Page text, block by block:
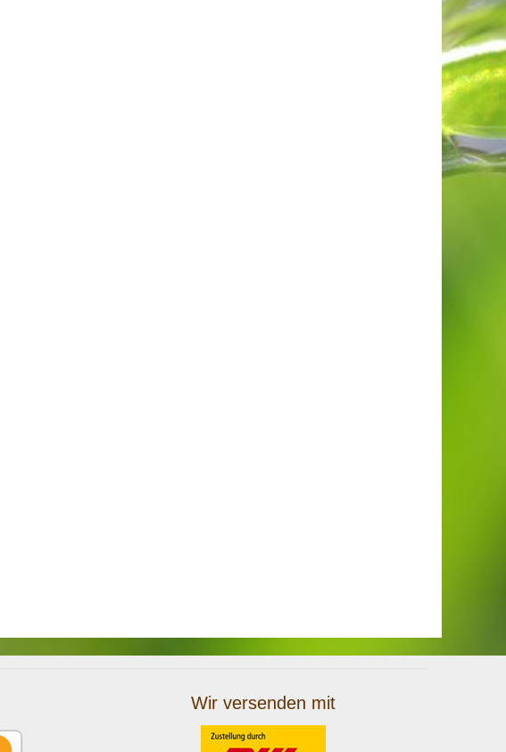
Wir versenden mit